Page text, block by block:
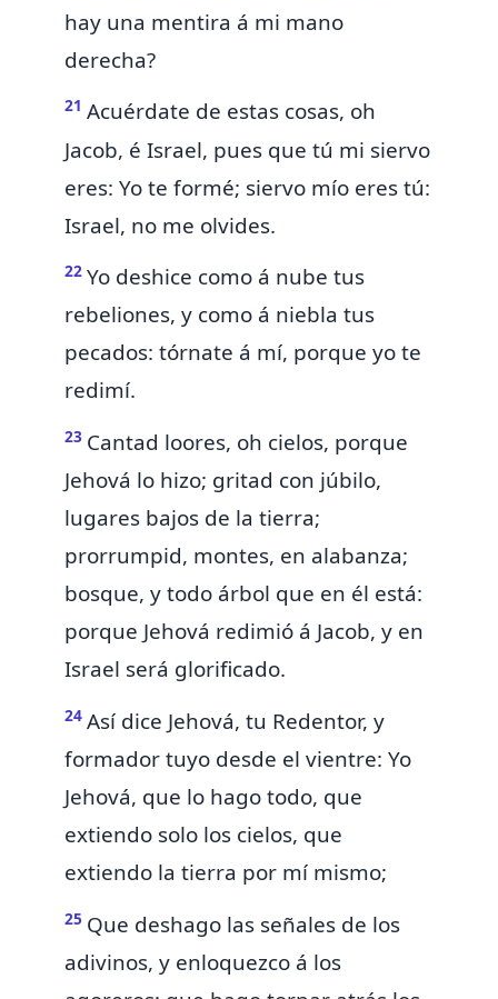
hay una mentira á mi mano
derecha?
21 Acuérdate de estas cosas, oh
Jacob, é Israel, pues que tú mi siervo
eres: Yo te formé; siervo mío eres tú:
Israel, no me olvides.
22 Yo deshice como á nube tus
rebeliones, y como á niebla tus
pecados: tórnate á mí, porque yo te
redimí.
23 Cantad loores, oh cielos, porque
Jehová lo hizo; gritad con júbilo,
lugares bajos de la tierra;
prorrumpid, montes, en alabanza;
bosque, y todo árbol que en él está:
porque Jehová redimió á Jacob, y en
Israel será glorificado.
24 Así dice Jehová, tu Redentor, y
formador tuyo desde el vientre: Yo
Jehová, que lo hago todo, que
extiendo solo los cielos, que
extiendo la tierra por mí mismo;
25 Que deshago las señales de los
adivinos, y enloquezco á los